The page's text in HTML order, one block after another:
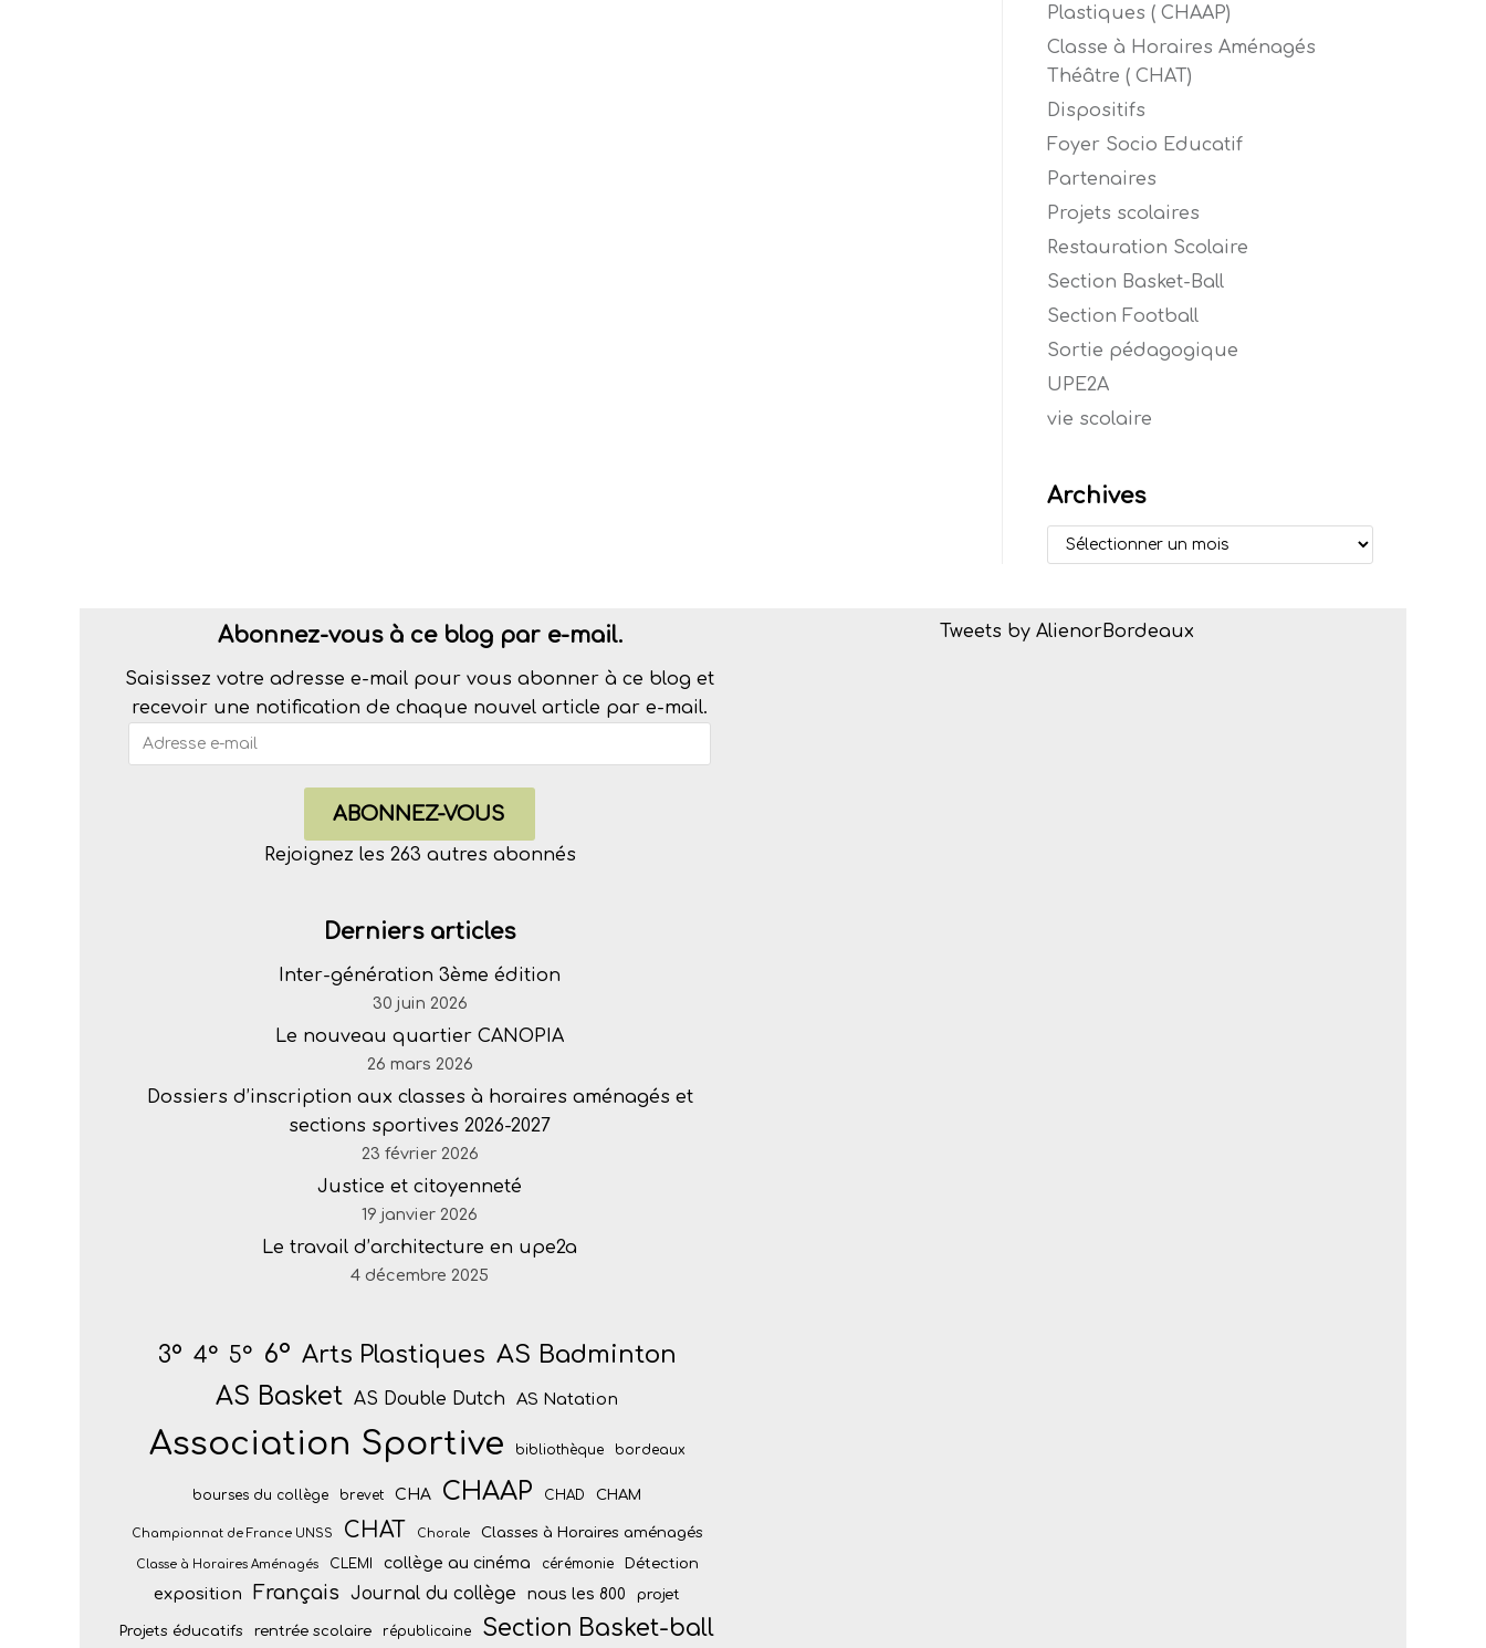
Plastiques ( CHAAP)
Classe à Horaires Aménagés
Théâtre ( CHAT)
Dispositifs
Foyer Socio Educatif
Partenaires
Projets scolaires
Restauration Scolaire
Section Basket-Ball
Section Football
Sortie pédagogique
UPE2A
vie scolaire
Archives
Abonnez-vous à ce blog par e-mail.
Saisissez votre adresse e-mail pour vous abonner à ce blog et
recevoir une notification de chaque nouvel article par e-mail.
ABONNEZ-VOUS
Rejoignez les 263 autres abonnés
Derniers articles
Inter-génération 3ème édition
30 juin 2026
Le nouveau quartier CANOPIA
26 mars 2026
Dossiers d’inscription aux classes à horaires aménagés et
sections sportives 2026-2027
23 février 2026
Justice et citoyenneté
19 janvier 2026
Le travail d’architecture en upe2a
4 décembre 2025
3° 4° 5° 6° Arts Plastiques AS Badminton
AS Basket AS Double Dutch AS Natation
Association Sportive bibliothèque bordeaux
bourses du collège brevet CHA CHAAP CHAD CHAM
Championnat de France UNSS CHAT Chorale Classes à Horaires aménagés
Classe à Horaires Aménagés CLEMI collège au cinéma cérémonie Détection
exposition Français Journal du collège nous les 800 projet
Projets éducatifs rentrée scolaire républicaine Section Basket-ball
Tweets by AlienorBordeaux